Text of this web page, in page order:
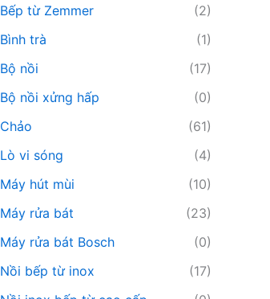
Bếp từ Zemmer
(2)
Bình trà
(1)
Bộ nồi
(17)
Bộ nồi xửng hấp
(0)
Chảo
(61)
Lò vi sóng
(4)
Máy hút mùi
(10)
Máy rửa bát
(23)
Máy rửa bát Bosch
(0)
Nồi bếp từ inox
(17)